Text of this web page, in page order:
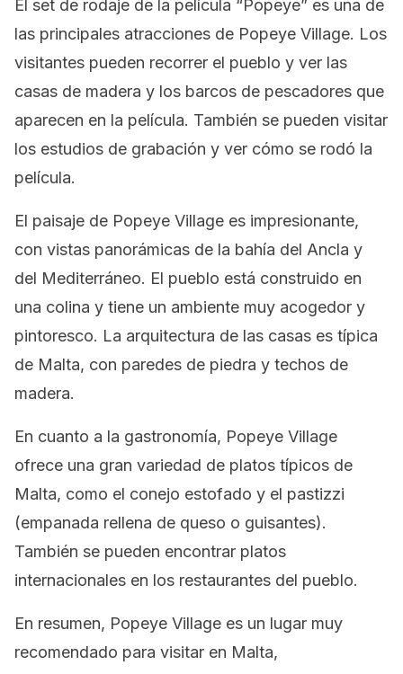
El set de rodaje de la película “Popeye” es una de
las principales atracciones de Popeye Village. Los
visitantes pueden recorrer el pueblo y ver las
casas de madera y los barcos de pescadores que
aparecen en la película. También se pueden visitar
los estudios de grabación y ver cómo se rodó la
película.
El paisaje de Popeye Village es impresionante,
con vistas panorámicas de la bahía del Ancla y
del Mediterráneo. El pueblo está construido en
una colina y tiene un ambiente muy acogedor y
pintoresco. La arquitectura de las casas es típica
de Malta, con paredes de piedra y techos de
madera.
En cuanto a la gastronomía, Popeye Village
ofrece una gran variedad de platos típicos de
Malta, como el conejo estofado y el pastizzi
(empanada rellena de queso o guisantes).
También se pueden encontrar platos
internacionales en los restaurantes del pueblo.
En resumen, Popeye Village es un lugar muy
recomendado para visitar en Malta,